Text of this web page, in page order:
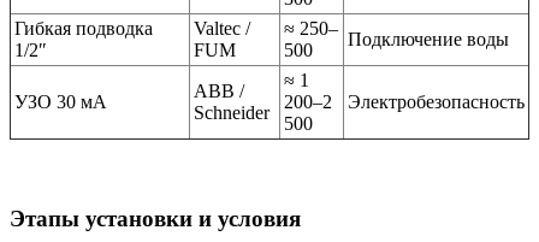
Гибкая подводка
1/2″
Valtec /
FUM
≈ 250–
500
Подключение воды
УЗО 30 мА
ABB /
Schneider
≈ 1
200–2
500
Электробезопасность
Этапы установки и условия